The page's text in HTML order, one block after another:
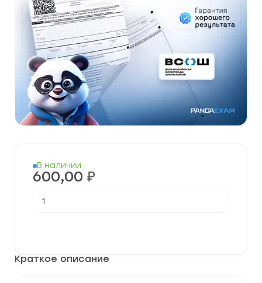
Краткое описание
В наличии
600,00 ₽
товара
Праву